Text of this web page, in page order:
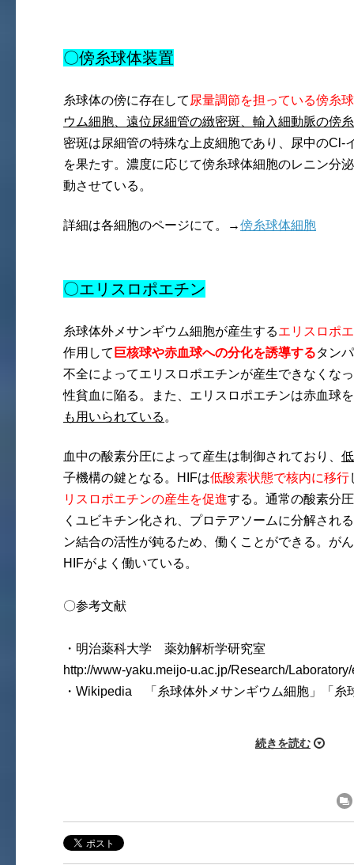
〇傍糸球体装置
糸球体の傍に存在して 尿量調節を担っている傍糸
ウム細胞、遠位尿細管の緻密斑、輸入細動脈の傍
密斑は尿細管の特殊な上皮細胞であり、尿中のCl-
を果たす。濃度に応じて傍糸球体細胞のレニン分
動させている。
詳細は各細胞のページにて。→傍糸球体細胞
〇エリスロポエチン
糸球体外メサンギウム細胞が産生するエリスロポ
作用して 巨核球や赤血球への分化を誘導するタン
不全によってエリスロポエチンが産生できなくな
性貧血に陥る。また、エリスロポエチンは赤血球
も用いられている 。
血中の酸素分圧によって産生は制御されており、
子機構の鍵となる。HIFは低酸素状態で核内に移行
リスロポエチンの産生を促進する。通常の酸素分
くユビキチン化され、プロテアソームに分解され
ン結合の活性が鈍るため、働くことができる。が
HIFがよく働いている。
〇参考文献
・明治薬科大学 薬効解析学研究室
http://www-yaku.meijo-u.ac.jp/Research/
・Wikipedia 「糸球体外メサンギウム細胞」「糸
続きを読む